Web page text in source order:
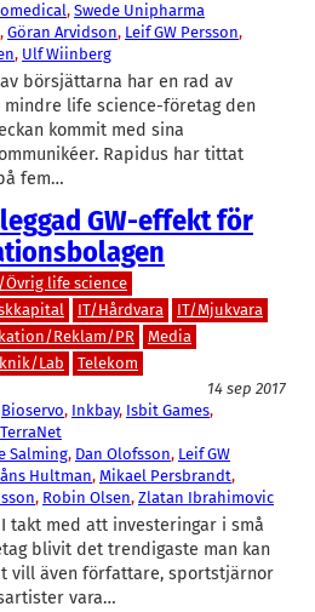
, Swede Unipharma
, Göran Arvidson, Leif GW Persson
, Ulf Wiinberg
av börsjättarna har en rad av
mindre life science-företag den
kommit med sina
Rapidus har tittat
fem…
GW-effekt för
life science
IT/Hårdvara
IT/Mjukvara
Reklam/PR
Media
Lab
Telekom
14 sep 2017
Bioservo, Inkbay, Isbit Games
TerraNet
Salming, Dan Olofsson, Leif GW
Hultman, Mikael Persbrandt
, Robin Olsen, Zlatan Ibrahimovic
I takt med att investeringar i små
blivit det trendigaste man kan
vill även författare, sportstjärnor
vara…